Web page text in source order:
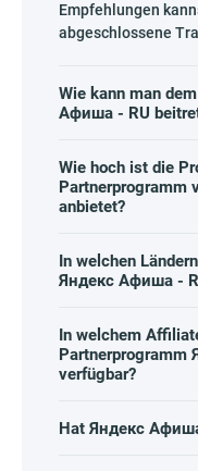
Empfehlungen
abgeschlossene
Wie kann man
Афиша - RU
Wie hoch ist die
Partnerprogramm
anbietet?
In welchen
Яндекс Афиша -
In welchem
Partnerprogramm
verfügbar?
Hat Яндекс